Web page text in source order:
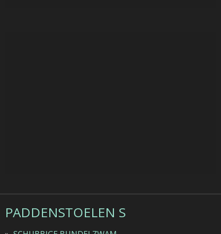
PADDENSTOELEN S